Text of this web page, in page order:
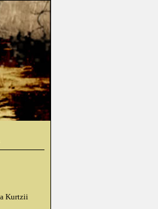
Kurtzii